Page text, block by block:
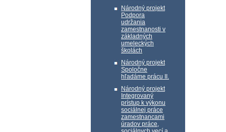
Národný projekt
Podpora
udržania
zamestnanosti v
základných
umeleckých
školách
Národný projekt
Spoločne
hľadáme prácu II.
Národný projekt
Integrovaný
prístup k výkonu
sociálnej práce
zamestnancami
úradov práce,